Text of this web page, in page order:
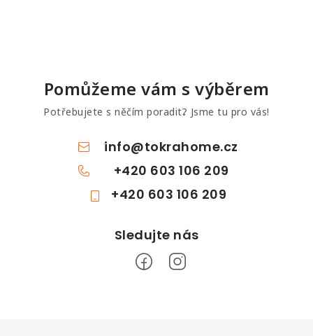
Pomůžeme vám s výběrem
Potřebujete s něčím poradit? Jsme tu pro vás!
info@tokrahome.cz
+420 603 106 209
+420 603 106 209